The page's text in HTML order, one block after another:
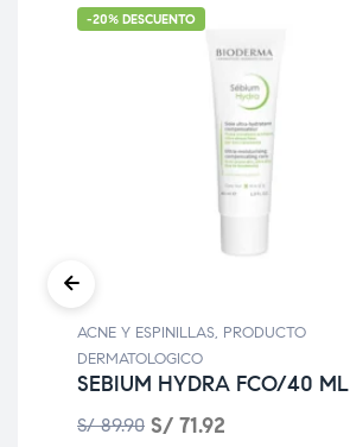
-20% DESCUENTO
ACNE Y ESPINILLAS, PRODUCTO
DERMATOLOGICO
SEBIUM HYDRA FCO/40 ML
S/89.90 S/ 71.92